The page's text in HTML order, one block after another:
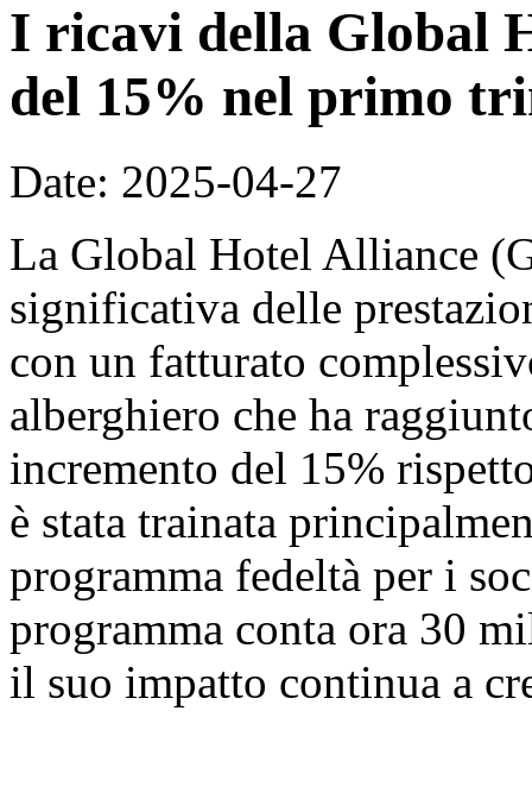
I ricavi della Global
del 15% nel primo
Date: 2025-04-27
La Global Hotel Alliance
significativa delle
con un fatturato
alberghiero che ha
incremento del 15%
è stata trainata
programma fedeltà per i
programma conta ora 30
il suo impatto continua a